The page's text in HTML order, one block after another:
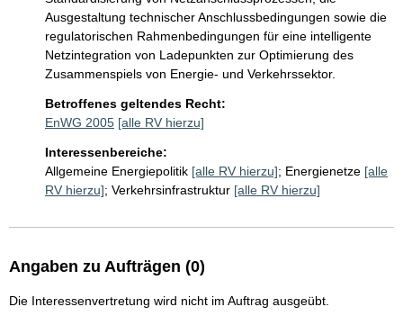
Ausgestaltung technischer Anschlussbedingungen sowie die
regulatorischen Rahmenbedingungen für eine intelligente
Netzintegration von Ladepunkten zur Optimierung des
Zusammenspiels von Energie- und Verkehrssektor.
Betroffenes geltendes Recht:
EnWG 2005 [alle RV hierzu]
Interessenbereiche:
Allgemeine Energiepolitik [alle RV hierzu]; Energienetze [alle
RV hierzu]; Verkehrsinfrastruktur [alle RV hierzu]
Angaben zu Aufträgen (0)
Die Interessenvertretung wird nicht im Auftrag ausgeübt.